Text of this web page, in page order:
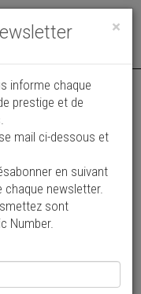
Toggle
par
×
informe chaque
prestige et de
mail ci-dessous et
en suivant
newsletter.
sont
Number.